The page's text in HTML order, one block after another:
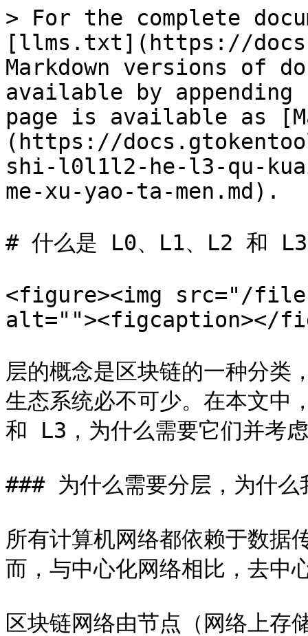
> For the complete
[llms.txt](https://
Markdown versions of
available by
page is available as
(https://
shi-l0l1l2-he-l3-qu-
me-xu-yao-ta-men.md).
# 什么是 L0、L1、L2 和 L3
<figure><img src="/files/
alt=""><figcaption></
层的概念是区块链的一种分类
生态系统必不可少。在本文
和 L3，为什么需要它们并考
### 为什么需要分层，为什么
所有计算机网络都依赖于数据
而，与中心化网络相比，去中
区块链网络由节点（网络上存